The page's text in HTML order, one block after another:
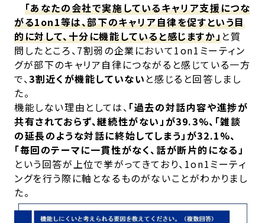
「あなたの会社で実施しているキャリア支援につな
がる1on1等は、部下のキャリア自律を促すという目
的に対して、十分に機能していると感じますか」と質
問したところ、7割弱の企業において1on1ミーティン
グが部下のキャリア自律につながると感じている一方
で、3割近くが機能していない と感じると回答しまし
た。
機能しない理由としては、 「過去の対話内容や進捗が
共有されておらず、継続性がない」が39.3%、「雑談
の延長のような対話に終始してしまう」が32.1%、
「毎回のテーマに一貫性がなく、話が断片的になる」
という回答が上位で挙がってきており、1on1ミーティ
ングを行う際に軸となるものがないことがわかりまし
た。